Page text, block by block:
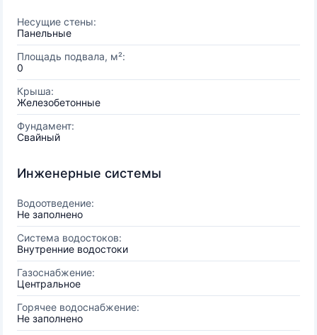
Несущие стены:
Панельные
Площадь подвала, м²:
0
Крыша:
Железобетонные
Фундамент:
Свайный
Инженерные системы
Водоотведение:
Не заполнено
Система водостоков:
Внутренние водостоки
Газоснабжение:
Центральное
Горячее водоснабжение:
Не заполнено